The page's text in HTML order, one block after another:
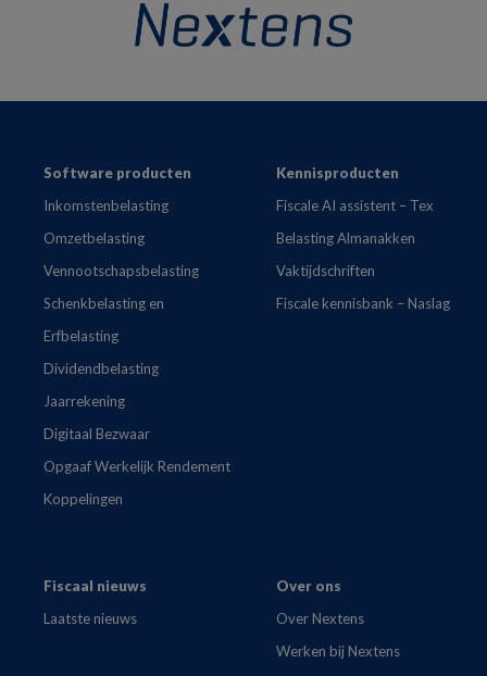
FooterSoftware producten
Inkomstenbelasting
Omzetbelasting
Vennootschapsbelasting
Schenkbelasting en
Erfbelasting
Dividendbelasting
Jaarrekening
Digitaal Bezwaar
Opgaaf Werkelijk Rendement
Koppelingen
Kennisproducten
Fiscale AI assistent – Tex
Belasting Almanakken
Vaktijdschriften
Fiscale kennisbank – Naslag
Fiscaal nieuws
Laatste nieuws
Over ons
Over Nextens
Werken bij Nextens